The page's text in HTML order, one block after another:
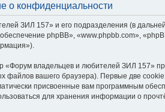
о конфиденциальности
ЗИЛ 157» и его подразделения (в
phpBB», «www.phpbb.com»,
владельцев и любителей ЗИЛ 157»
вашего браузера). Первые две
присвоенные вам программным
для хранения информации о